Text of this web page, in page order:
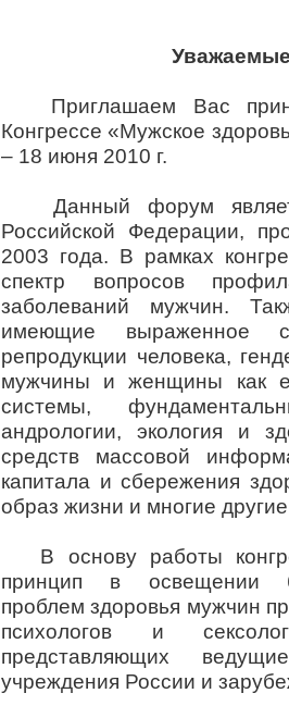
Приглашаем Вас
Конгрессе «Мужское
– 18 июня 2010 г.
Данный форум
Российской Федерации,
2003 года. В рамках
спектр вопросов
заболеваний мужчин.
имеющие выраженное
репродукции человека,
мужчины и женщины как
системы,
андрологии, экология и
средств массовой
капитала и сбережения
образ жизни и многие
В основу работы
принцип в освещении
проблем здоровья мужчин
психологов и
представляющих
учреждения России и